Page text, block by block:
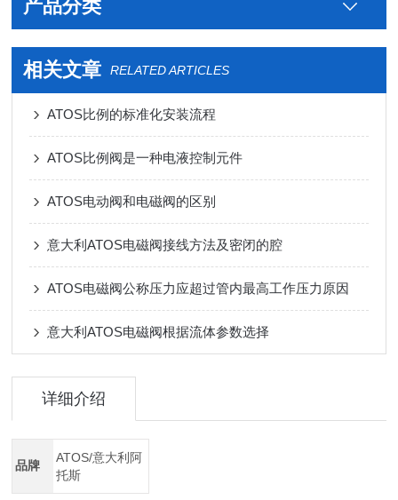
产品分类
相关文章 RELATED ARTICLES
ATOS比例的标准化安装流程
ATOS比例阀是一种电液控制元件
ATOS电动阀和电磁阀的区别
意大利ATOS电磁阀接线方法及密闭的腔
ATOS电磁阀公称压力应超过管内最高工作压力原因
意大利ATOS电磁阀根据流体参数选择
详细介绍
品牌
ATOS/意大利阿
托斯